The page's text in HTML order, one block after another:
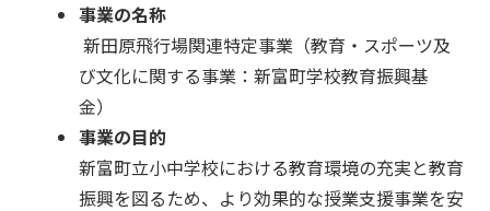
事業の名称
新田原飛行場関連特定事業（教育・スポーツ及
び文化に関する事業：新富町学校教育振興基
金）
事業の目的
新富町立小中学校における教育環境の充実と教育
振興を図るため、より効果的な授業支援事業を安